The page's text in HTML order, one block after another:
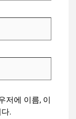
저에 이름, 이
.